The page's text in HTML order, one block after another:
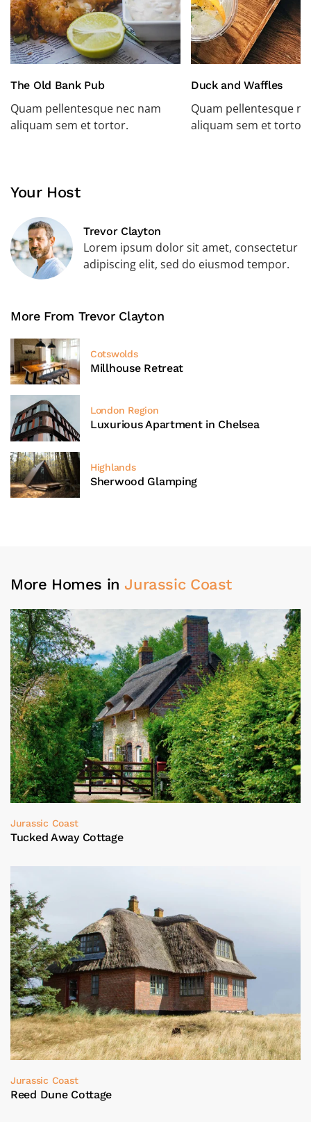
The Old Bank Pub
Quam pellentesque nec nam
aliquam sem et tortor.
Duck and Waffles
Quam pellentesque
aliquam sem et tortor.
Your Host
Trevor Clayton
Lorem ipsum dolor sit amet, consectetur
adipiscing elit, sed do eiusmod tempor.
More From Trevor Clayton
Cotswolds
Millhouse Retreat
London Region
Luxurious Apartment in Chelsea
Highlands
Sherwood Glamping
More Homes in Jurassic Coast
Jurassic Coast
Tucked Away Cottage
Jurassic Coast
Reed Dune Cottage